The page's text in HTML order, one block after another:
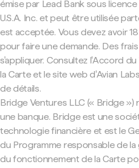
émise par Lead Bank sous licence
U.S.A. Inc. et peut être utilisée
est acceptée. Vous devez avoir
pour faire une demande. Des
s'appliquer. Consultez l'Accord du
la Carte et le site web d'Avian
de détails.
Bridge Ventures LLC (« Bridge »)
une banque. Bridge est une
technologie financière et est le
du Programme responsable de
du fonctionnement de la Carte